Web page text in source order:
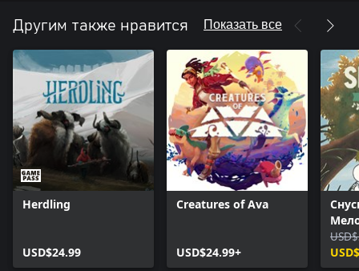
Другим также нравится Показать все
Herdling
USD$24.99
Creatures of Ava
USD$24.99+